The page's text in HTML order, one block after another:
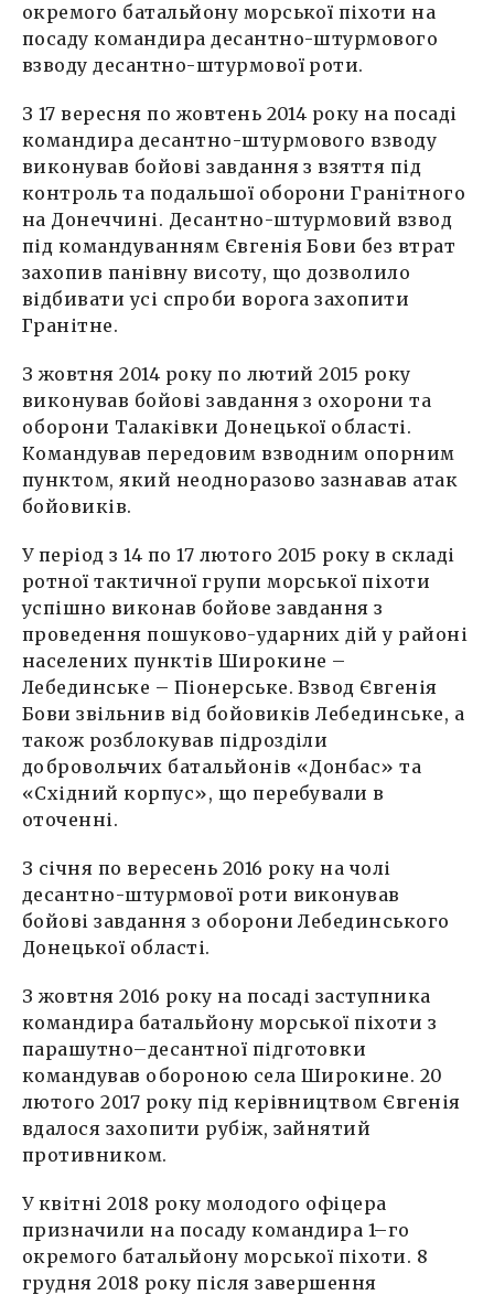
окремого батальйону морської піхоти на
посаду командира десантно-штурмового
взводу десантно-штурмової роти.
З 17 вересня по жовтень 2014 року на посаді
командира десантно-штурмового взводу
виконував бойові завдання з взяття під
контроль та подальшої оборони Гранітного
на Донеччині. Десантно-штурмовий взвод
під командуванням Євгенія Бови без втрат
захопив панівну висоту, що дозволило
відбивати усі спроби ворога захопити
Гранітне.
З жовтня 2014 року по лютий 2015 року
виконував бойові завдання з охорони та
оборони Талаківки Донецької області.
Командував передовим взводним опорним
пунктом, який неодноразово зазнавав атак
бойовиків.
У період з 14 по 17 лютого 2015 року в складі
ротної тактичної групи морської піхоти
успішно виконав бойове завдання з
проведення пошуково-ударних дій у районі
населених пунктів Широкине –
Лебединське – Піонерське. Взвод Євгенія
Бови звільнив від бойовиків Лебединське, а
також розблокував підрозділи
добровольчих батальйонів «Донбас» та
«Східний корпус», що перебували в
оточенні.
З січня по вересень 2016 року на чолі
десантно-штурмової роти виконував
бойові завдання з оборони Лебединського
Донецької області.
З жовтня 2016 року на посаді заступника
командира батальйону морської піхоти з
парашутно–десантної підготовки
командував обороною села Широкине. 20
лютого 2017 року під керівництвом Євгенія
вдалося захопити рубіж, зайнятий
противником.
У квітні 2018 року молодого офіцера
призначили на посаду командира 1–го
окремого батальйону морської піхоти. 8
грудня 2018 року після завершення